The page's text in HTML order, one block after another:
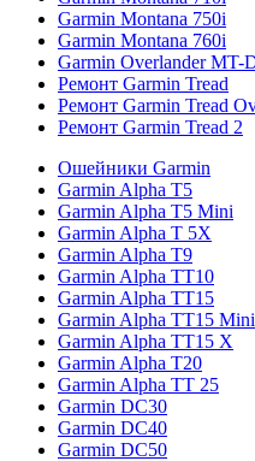
Garmin Montana 750i
Garmin Montana 760i
Garmin Overlander MT-
Ремонт Garmin Tread
Ремонт Garmin Tread
Ремонт Garmin Tread 2
Ошейники Garmin
Garmin Alpha T5
Garmin Alpha T5 Mini
Garmin Alpha T 5X
Garmin Alpha T9
Garmin Alpha TT10
Garmin Alpha TT15
Garmin Alpha TT15 Mini
Garmin Alpha TT15 X
Garmin Alpha T20
Garmin Alpha TT 25
Garmin DC30
Garmin DC40
Garmin DC50